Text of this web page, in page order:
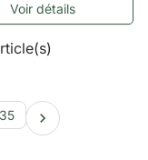
Voir détails
35 